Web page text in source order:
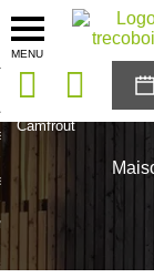
MENU
solutions
Trecobois
Camfrout